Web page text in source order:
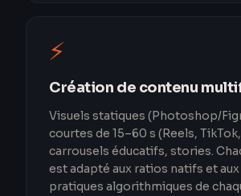
⚡
Création de contenu
Visuels statiques (Photoshop/
courtes de 15–60 s (Reels,
carrousels éducatifs, stories.
est adapté aux ratios natifs et
pratiques algorithmiques de